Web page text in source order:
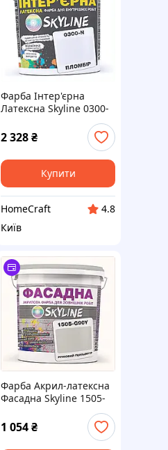
Фарба Інтер'єрна
Латексна Skyline 0300-
8206P0EB46
2 328₴
Купити
HomeCraft
4.8
Київ
Фарба Акрил-латексна
Фасадна Skyline 1505-
перламутр 5л,
82C06393E
1 054₴